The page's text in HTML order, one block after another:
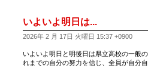
いよいよ明日は...
2026年 2 月 17日 火曜日 15:37 +0900
いよいよ明日と明後日は県立高校の一般
れまでの自分の努力を信じ、全員が自分